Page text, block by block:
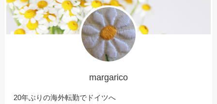
margarico
20年ぶりの海外転勤でドイツへ